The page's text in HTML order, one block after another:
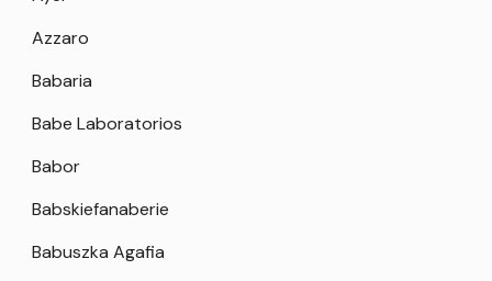
Azzaro
Babaria
Babe Laboratorios
Babor
Babskiefanaberie
Babuszka Agafia